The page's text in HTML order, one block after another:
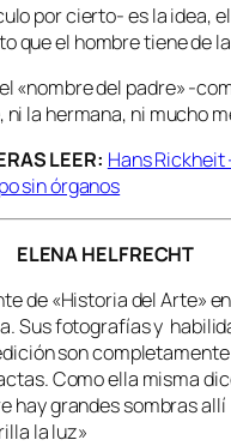
por cierto- es la idea,
que el hombre tiene de
«nombre del padre» -
ni la hermana, ni mucho
LEER: Hans Rickheit
sin órganos
ELENA HELFRECHT
de «Historia del Arte» en
Sus fotografías y
son completamente
Como ella misma
hay grandes sombras allí
la luz»